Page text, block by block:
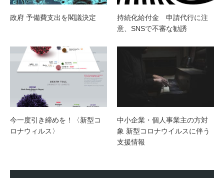
政府 予備費支出を閣議決定
持続化給付金 申請代行に注
意、SNSで不審な勧誘
今一度引き締めを！〈新型コ
ロナウィルス〉
中小企業・個人事業主の方対
象 新型コロナウイルスに伴う
支援情報